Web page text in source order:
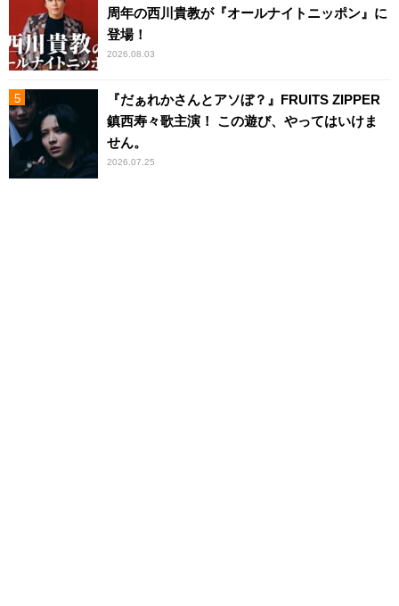
周年の西川貴教が『オールナイトニッポン』に
登場！
2026.08.03
『だぁれかさんとアソぼ？』FRUITS ZIPPER
鎮西寿々歌主演！ この遊び、やってはいけま
せん。
2026.07.25